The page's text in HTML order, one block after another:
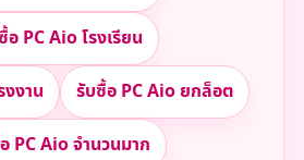
อ PC Aio โรงเรียน
งาน รับซื้อ PC Aio ยกล็อต
PC Aio จำนวนมาก